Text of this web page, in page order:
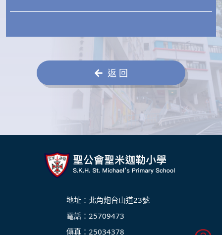
返 回
地址：北角炮台山道23號
電話：25709473
傳真：25034378